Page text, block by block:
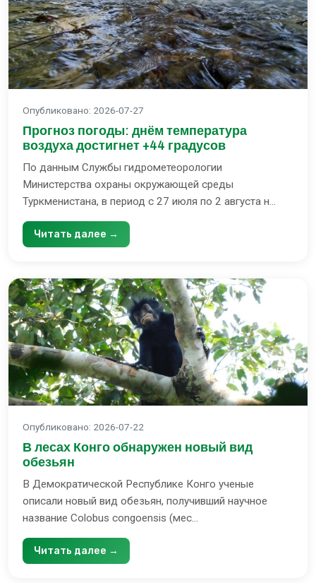
Опубликовано: 2026-07-27
Прогноз погоды: днём температура
воздуха достигнет +44 градусов
По данным Службы гидрометеорологии
Министерства охраны окружающей среды
Туркменистана, в период с 27 июля по 2 августа н...
Читать далее →
Опубликовано: 2026-07-22
В лесах Конго обнаружен новый вид
обезьян
В Демократической Республике Конго ученые
описали новый вид обезьян, получивший научное
название Colobus congoensis (мес...
Читать далее →